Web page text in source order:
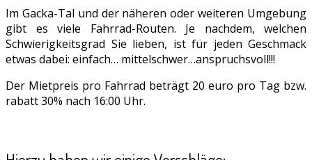
Im Gacka-Tal und der näheren oder weiteren Umgebung
gibt es viele Fahrrad-Routen. Je nachdem, welchen
Schwierigkeitsgrad Sie lieben, ist für jeden Geschmack
etwas dabei: einfach… mittelschwer…anspruchsvoll!!!
Der Mietpreis pro Fahrrad beträgt 20 euro pro Tag bzw.
rabatt 30% nach 16:00 Uhr.